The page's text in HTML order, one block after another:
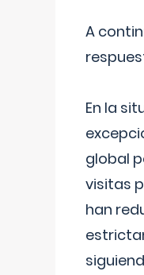
A
En la
global
visitas
han